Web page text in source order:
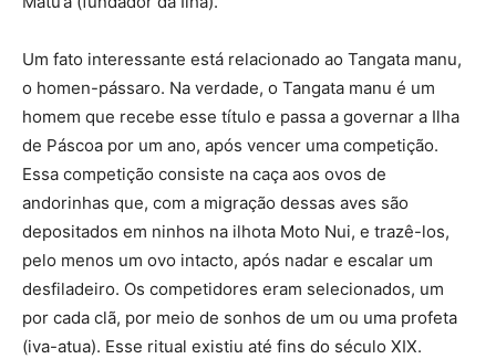
Um fato interessante está relacionado ao Tangata manu,
o homen-pássaro. Na verdade, o Tangata manu é um
homem que recebe esse título e passa a governar a Ilha
de Páscoa por um ano, após vencer uma competição.
Essa competição consiste na caça aos ovos de
andorinhas que, com a migração dessas aves são
depositados em ninhos na ilhota Moto Nui, e trazê-los,
pelo menos um ovo intacto, após nadar e escalar um
desfiladeiro. Os competidores eram selecionados, um
por cada clã, por meio de sonhos de um ou uma profeta
(iva-atua). Esse ritual existiu até fins do século XIX.